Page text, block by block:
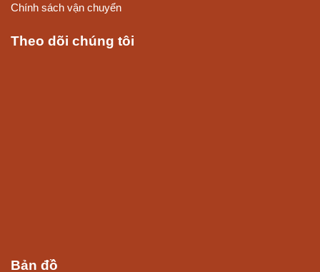
Chính sách vận chuyển
Theo dõi chúng tôi
Bản đồ